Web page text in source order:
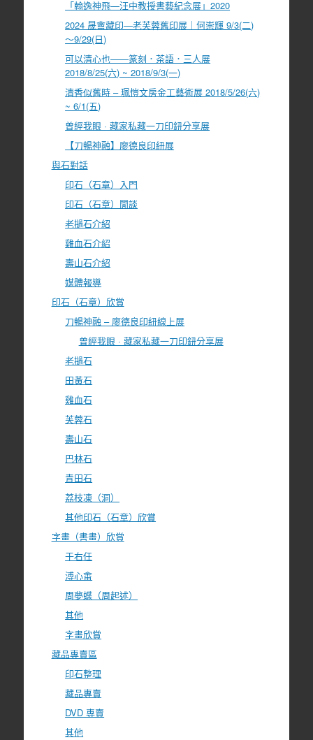
「翰逸神飛—汪中教授書藝紀念展」2020
2024 晟盦藏印—老芙蓉舊印展｜何崇輝 9/3(二)
～9/29(日)
可以清心也――篆刻．茶語．三人展
2018/8/25(六) ~ 2018/9/3(一)
清香似舊時 – 珮愷文房金工藝術展 2018/5/26(六)
~ 6/1(五)
曾經我眼 · 藏家私藏一刀印鈕分享展
【刀暢神融】廖德良印紐展
與石對話
印石（石章）入門
印石（石章）閒談
老撾石介紹
雞血石介紹
壽山石介紹
媒體報導
印石（石章）欣賞
刀暢神融 – 廖德良印紐線上展
曾經我眼 · 藏家私藏一刀印鈕分享展
老撾石
田黃石
雞血石
芙蓉石
壽山石
巴林石
青田石
荔枝凍（洞）
其他印石（石章）欣賞
字畫（書畫）欣賞
于右任
溥心畬
周夢蝶（周起述）
其他
字畫欣賞
藏品專賣區
印石整理
藏品專賣
DVD 專賣
其他